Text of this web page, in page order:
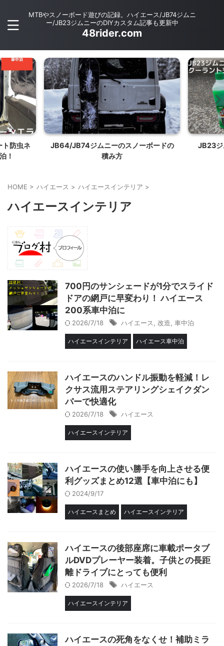
MTBやスノーボード遊びの記録。ハイエース/JB74ジムニ
ー/JB23ジムニーのDIYカスタム記事も更新中
48rider.com
防虫ネ
！
JB64/JB74ジムニーのスノーボードの
積み方
JB23ジ
HOME > ハイエース > ハイエースインテリア >
ハイエースインテリア
700円のサンシェードが1分でスライド
ドアの網戸に早変わり！ ハイエース
200系車中泊に
2026/7/18 ハイエース, 改造, 車中泊
ハイエースインテリア ハイエース車中泊
ハイエースのハンドル振動を軽減！レ
クサス流用ステアリングシェイクダン
パーで快適化
2026/7/18 ハイエース
ハイエースインテリア
ハイエースの使い勝手を向上させる便
利グッズまとめ12選【車中泊にも】
2024/9/17
ハイエースまとめ ハイエースインテリア
ハイエースの後部座席に車載ポータブ
ルDVDプレーヤー装着。子供との長距
離ドライブにとっても便利
2026/7/18 ハイエース
ハイエースインテリア
ハイエースの死角をなくせ！補助ミラ